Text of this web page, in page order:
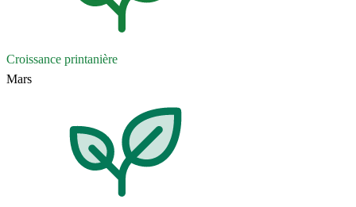
Croissance printanière
Mars